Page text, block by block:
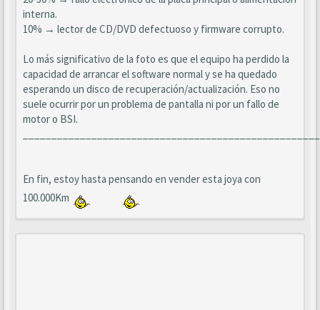
interna.
10% → lector de CD/DVD defectuoso y firmware corrupto.
Lo más significativo de la foto es que el equipo ha perdido la
capacidad de arrancar el software normal y se ha quedado
esperando un disco de recuperación/actualización. Eso no
suele ocurrir por un problema de pantalla ni por un fallo de
motor o BSI.
En fin, estoy hasta pensando en vender esta joya con
100.000Km